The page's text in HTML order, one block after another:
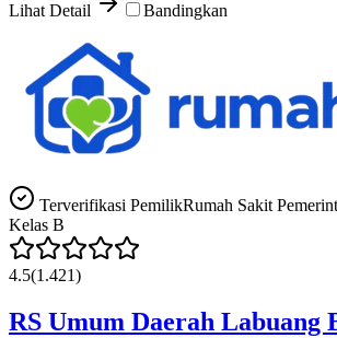
Lihat Detail Bandingkan
Terverifikasi PemilikRumah Sakit
Kelas B
4.5(1.421)
RS Umum Daerah Labuang